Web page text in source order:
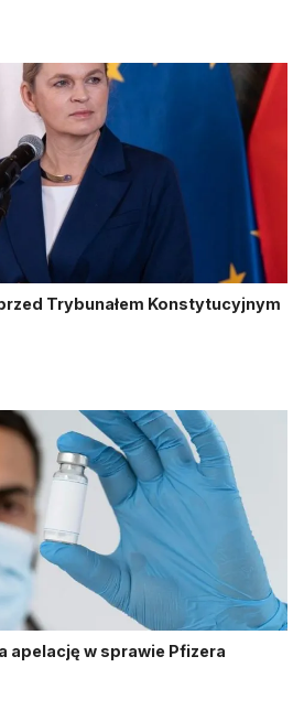
Trybunałem Konstytucyjnym
apelację w sprawie Pfizera